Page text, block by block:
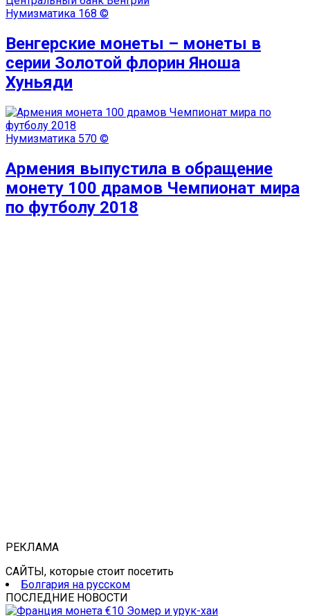
Нумизматика 168 ©
Венгерские монеты – монеты в
серии Золотой флорин Яноша
Хуньяди
Нумизматика 570 ©
Армения выпустила в обращение
монету 100 драмов Чемпионат мира
по футболу 2018
РЕКЛАМА
САЙТЫ, которые стоит посетить
Болгария на русском
ПОСЛЕДНИЕ НОВОСТИ